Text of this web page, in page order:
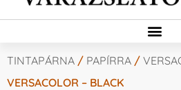
TINTAPÁRNA / PAPÍRRA /
VERSACOLOR – BLACK